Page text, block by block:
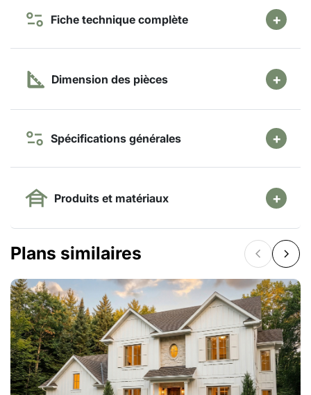
Fiche technique complète
Dimension des pièces
Spécifications générales
Produits et matériaux
Plans similaires